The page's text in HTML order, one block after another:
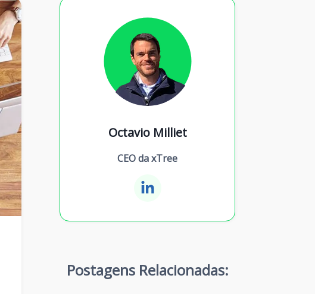
Octavio Milliet
CEO da xTree
Postagens Relacionadas: